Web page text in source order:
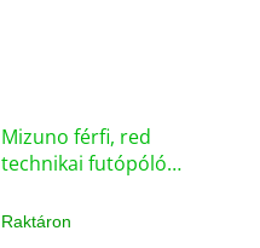
Mizuno férfi, red
technikai futópóló
Raktáron